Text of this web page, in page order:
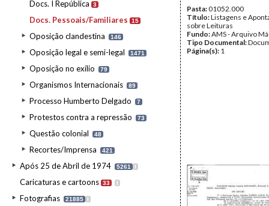
Docs. I República 3
Docs. Pessoais/Familiares 15
Oposição clandestina 146
Oposição legal e semi-legal 1471
Oposição no exílio 79
Organismos Internacionais 89
Processo Humberto Delgado 7
Protestos contra a repressão 73
Questão colonial 48
Recortes/Imprensa 421
Após 25 de Abril de 1974 5261 I
Caricaturas e cartoons 33 I
Fotografias 21885 I
Pasta:01052.000
Título:Listagens e
sobre Leituras
Fundo:AMS - Arquivo
Tipo Documental:
Página(s): 1